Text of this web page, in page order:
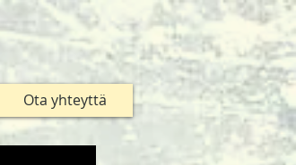
Ota yhteyttä